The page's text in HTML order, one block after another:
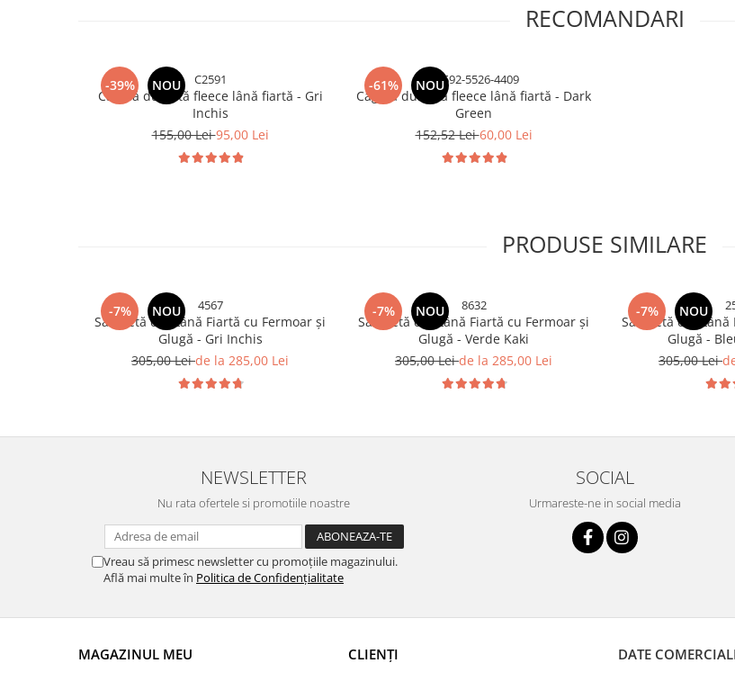
RECOMANDARI
-39% NOU C2591
Cagulă dublată fleece lână fiartă - Gri
Inchis
155,00 Lei95,00 Lei
-61% NOUC2592-5526-4409
Cagulă dublată fleece lână fiartă - Dark
Green
152,52 Lei60,00 Lei
PRODUSE SIMILARE
-7% NOU 4567
Salopetă din Lână Fiartă cu Fermoar și
Glugă - Gri Inchis
305,00 Leide la 285,00 Lei
-7% NOU 8632
Salopetă din Lână Fiartă cu Fermoar și
Glugă - Verde Kaki
305,00 Leide la 285,00 Lei
-7% NOU
Salopetă din Lână
Glugă -
305,00 Lei
NEWSLETTER
Nu rata ofertele si promotiile noastre
Vreau să primesc newsletter cu promoțiile magazinului.
Află mai multe în Politica de Confidențialitate
SOCIAL
Urmareste-ne in social media
MAGAZINUL MEU CLIENȚI DATE